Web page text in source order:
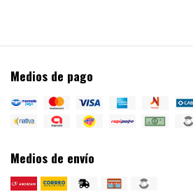
Medios de pago
Medios de envío